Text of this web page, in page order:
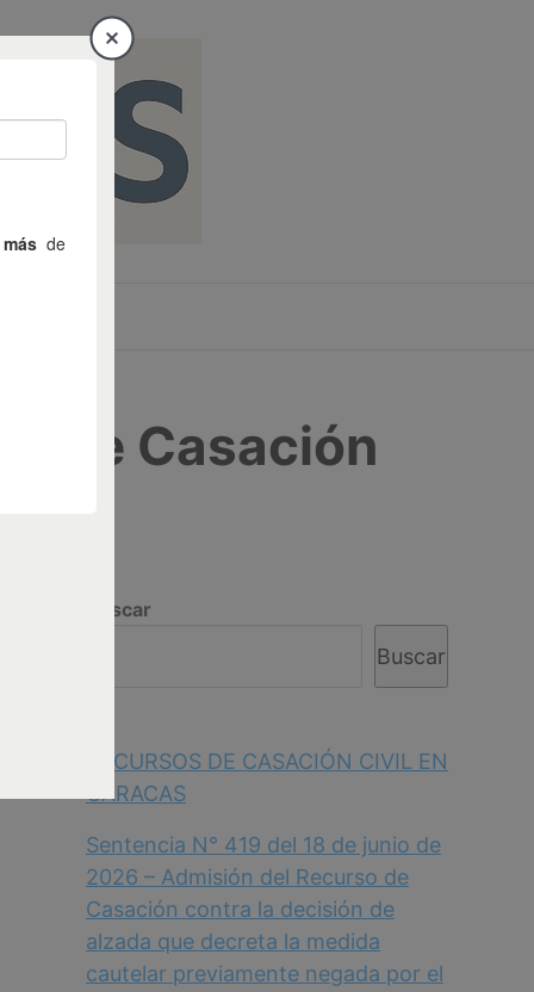
de Casación
Buscar
Buscar
RECURSOS DE CASACIÓN CIVIL EN
CARACAS
Sentencia N° 419 del 18 de junio de
2026 – Admisión del Recurso de
Casación contra la decisión de
alzada que decreta la medida
cautelar previamente negada por el